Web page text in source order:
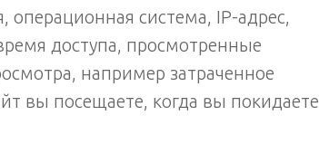
операционная система, IP-адрес,
доступа, просмотренные
например затраченное
вы посещаете, когда вы покидаете